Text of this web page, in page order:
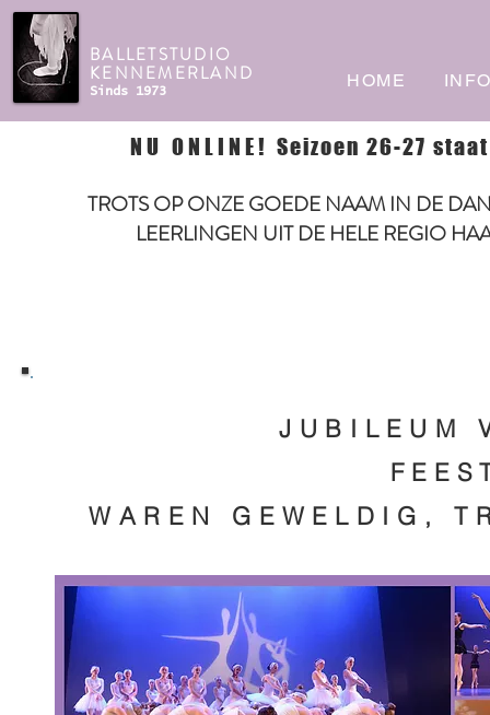
BALLETSTUDIO
KENNEMERLAND
Sinds 1973
HOME
NU ONLINE! Seizoen 26-27
TROTS OP ONZE GOEDE NAAM IN DE
LEERLINGEN UIT DE HELE REGIO
JUBILEUM
WAREN GEWELDIG,